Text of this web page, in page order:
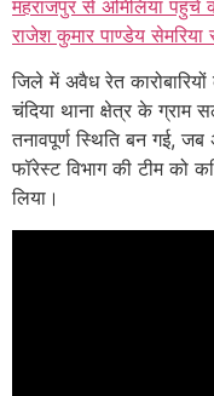
महराजपुर से अमिलिया
राजेश कुमार पाण्डेय सेमरिया
जिले में अवैध रेत
चंदिया थाना क्षेत्र के
तनावपूर्ण स्थिति बन गई, जब
फॉरेस्ट विभाग की टीम को
लिया।